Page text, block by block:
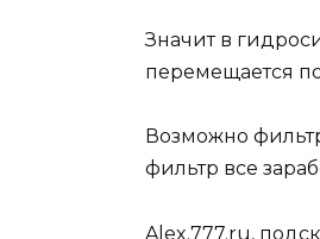
Значит в
перемещается
Возможно
фильтр все
Alex.777.ru,